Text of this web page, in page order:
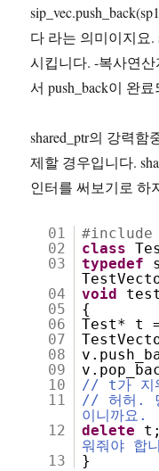
다 라는 의미이지요
시킵니다. -복사연
서 push_back이 완
shared_ptr의 강력
제할 경우입니다.
인터를 써보기로 하
01
#include
02
class
03
typedef
04
void
05
{
06
Test* t
07
08
09
10
// t가 지
11
// 허허.
이니까요.
12
delete
워줘야 합
13
}